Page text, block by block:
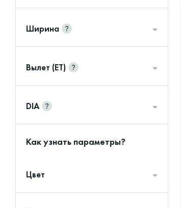
Ширина
Вылет (ET)
DIA
Как узнать параметры?
Цвет